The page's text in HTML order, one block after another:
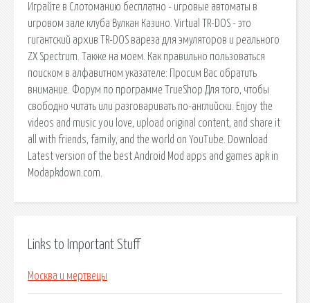
Играйте в Слотоманию бесплатно - игровые автоматы в
игровом зале клуба Вулкан Казино. Virtual TR-DOS - это
гигантский архив TR-DOS вареза для эмуляторов и реального
ZX Spectrum. Tакже на моем. Как правильно пользоваться
поиском в алфавитном указателе: Просим Вас обратить
внимание. Форум по программе TrueShop Для того, чтобы
свободно читать или разговаривать по-английски. Enjoy the
videos and music you love, upload original content, and share it
all with friends, family, and the world on YouTube. Download
Latest version of the best Android Mod apps and games apk in
Modapkdown.com.
Links to Important Stuff
Москва и мертвецы